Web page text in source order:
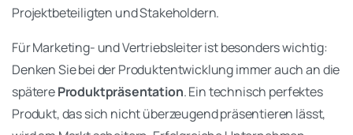
Projektbeteiligten und Stakeholdern.
Für Marketing- und Vertriebsleiter ist besonders wichtig:
Denken Sie bei der Produktentwicklung immer auch an die
spätereProduktpräsentation. Ein technisch perfektes
Produkt, das sich nicht überzeugend präsentieren lässt,